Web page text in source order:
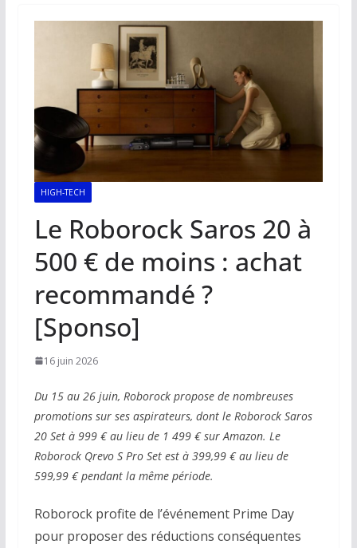
HIGH-TECH
Le Roborock Saros 20 à
500 € de moins : achat
recommandé ?
[Sponso]
16 juin 2026
Du 15 au 26 juin, Roborock propose de nombreuses
promotions sur ses aspirateurs, dont le Roborock Saros
20 Set à 999 € au lieu de 1 499 € sur Amazon. Le
Roborock Qrevo S Pro Set est à 399,99 € au lieu de
599,99 € pendant la même période.
Roborock profite de l’événement Prime Day
pour proposer des réductions conséquentes